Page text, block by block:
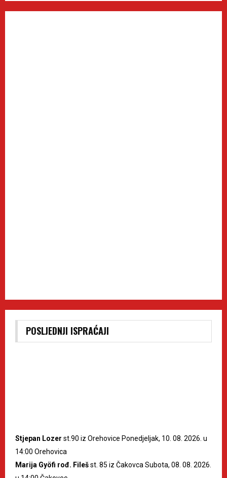
POSLJEDNJI ISPRAĆAJI
Stjepan Lozer st.90 iz Orehovice Ponedjeljak, 10. 08. 2026. u
14:00 Orehovica
Marija Gyöfi rođ. Filešst. 85 iz Čakovca Subota, 08. 08. 2026.